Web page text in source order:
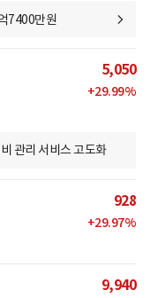
7400만원
5,050
+29.99%
관리 서비스 고도화
928
+29.97%
9,940